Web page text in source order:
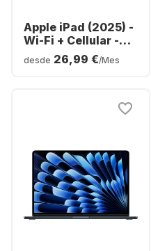
Apple iPad (2025) -
Wi-Fi + Cellular -
iOS - 128GB
desde 26,99 €/Mes